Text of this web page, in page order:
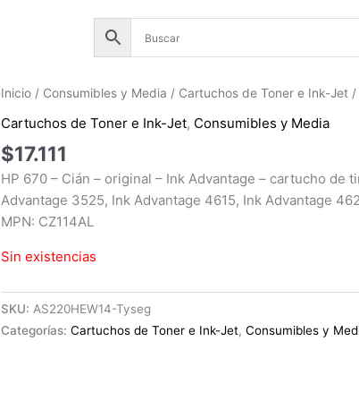
Inicio / Consumibles y Media / Cartuchos de Toner e Ink-Jet /
Cartuchos de Toner e Ink-Jet, Consumibles y Media
$17.111
HP 670 – Cián – original – Ink Advantage – cartucho de
Advantage 3525, Ink Advantage 4615, Ink Advantage
MPN: CZ114AL
Sin existencias
SKU:AS220HEW14-Tyseg
Categorías:Cartuchos de Toner e Ink-Jet,Consumibles y